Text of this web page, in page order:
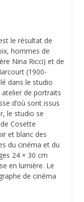
le résultat de
hommes de
Nina Ricci) et de
(1900-
dans le studio
de portraits
d’où sont issus
le studio se
Cosette
et blanc des
du cinéma et du
24 × 30 cm
en lumière. Le
de cinéma